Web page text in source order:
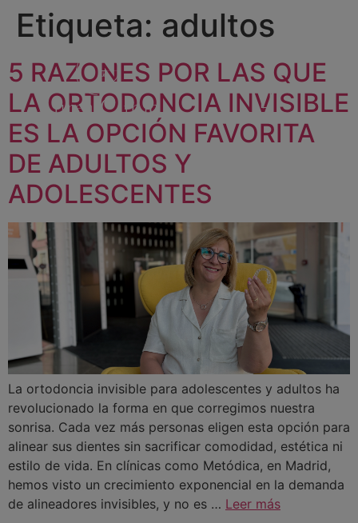
Etiqueta: adultos
5 RAZONES POR LAS QUE
LA ORTODONCIA INVISIBLE
ES LA OPCIÓN FAVORITA
DE ADULTOS Y
ADOLESCENTES
La ortodoncia invisible para adolescentes y adultos ha
revolucionado la forma en que corregimos nuestra
sonrisa. Cada vez más personas eligen esta opción para
alinear sus dientes sin sacrificar comodidad, estética ni
estilo de vida. En clínicas como Metódica, en Madrid,
hemos visto un crecimiento exponencial en la demanda
de alineadores invisibles, y no es … Leer más